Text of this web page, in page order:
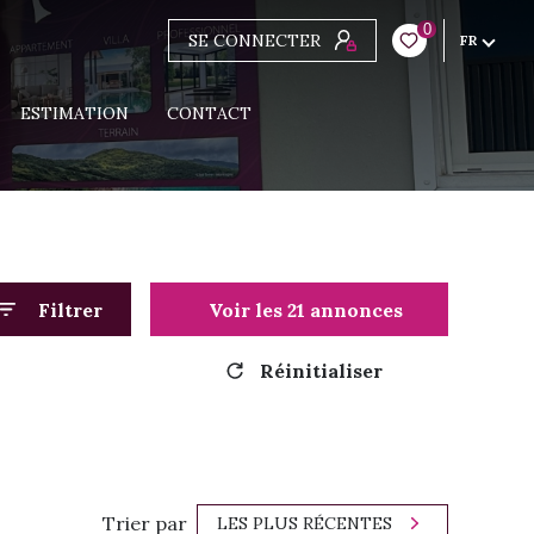
SE CONNECTER
0
FR
ESTIMATION CONTACT
Filtrer Voir les 21 annonces
Réinitialiser
Trier par LES PLUS RÉCENTES